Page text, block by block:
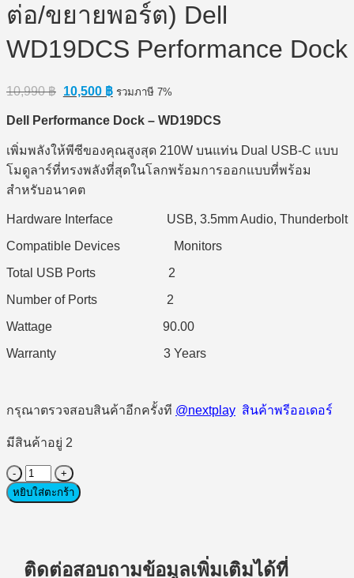
ต่อ/ขยายพอร์ต) Dell
WD19DCS Performance Dock
10,990฿ Original
price
was:
10,500 ฿Current
price
is:
รวมภาษี 7%
Dell Performance Dock – WD19DCS
เพิ่มพลังให้พีซีของคุณสูงสุด 210W บนแท่น Dual USB-C แบบ
โมดูลาร์ที่ทรงพลังที่สุดในโลกพร้อมการออกแบบที่พร้อม
สำหรับอนาคต
Hardware Interface USB, 3.5mm Audio, Thunderbolt
Compatible Devices Monitors
Total USB Ports 2
Number of Ports 2
Wattage 90.00
Warranty 3 Years
กรุณาตรวจสอบสินค้าอีกครั้งที @nextplay สินค้าพรีออเดอร์
มีสินค้าอยู่ 2
จำนวน
Docking
Station
ต่อ/
หยิบใส่ตะกร้า
ติดต่อสอบถามข้อมูลเพิ่มเติมได้ที่